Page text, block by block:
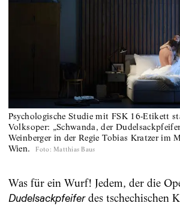
Psychologische Studie mit FSK 16-Etikett
Volksoper: „Schwanda, der
Weinberger in der Regie Tobias Kratzer im
Wien.
Foto: Matthias Baus
Was für ein Wurf! Jedem, der die
Dudelsackpfeiferdes tschechischen